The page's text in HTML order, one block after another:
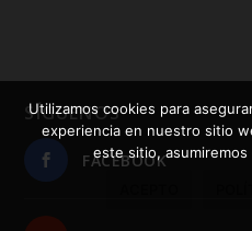
SÍGUENOS
FACEBOOK
Utilizamos cookies para
experiencia en nuestro sitio
este sitio,